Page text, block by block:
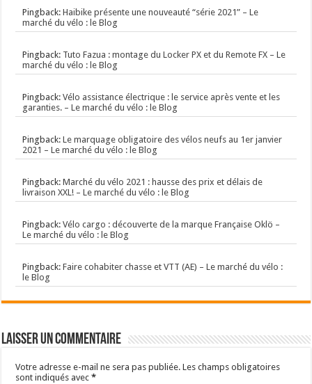
Pingback:Haibike présente une nouveauté “série 2021” – Le
marché du vélo : le Blog
Pingback: Tuto Fazua : montage du Locker PX et du Remote FX – Le
marché du vélo : le Blog
Pingback:Vélo assistance électrique : le service après vente et les
garanties. – Le marché du vélo : le Blog
Pingback:Le marquage obligatoire des vélos neufs au 1er janvier
2021 – Le marché du vélo : le Blog
Pingback:Marché du vélo 2021 : hausse des prix et délais de
livraison XXL! – Le marché du vélo : le Blog
Pingback:Vélo cargo : découverte de la marque Française Oklö –
Le marché du vélo : le Blog
Pingback:Faire cohabiter chasse et VTT (AE) – Le marché du vélo :
le Blog
Laisser un commentaire
Votre adresse e-mail ne sera pas publiée. Les champs obligatoires
sont indiqués avec*